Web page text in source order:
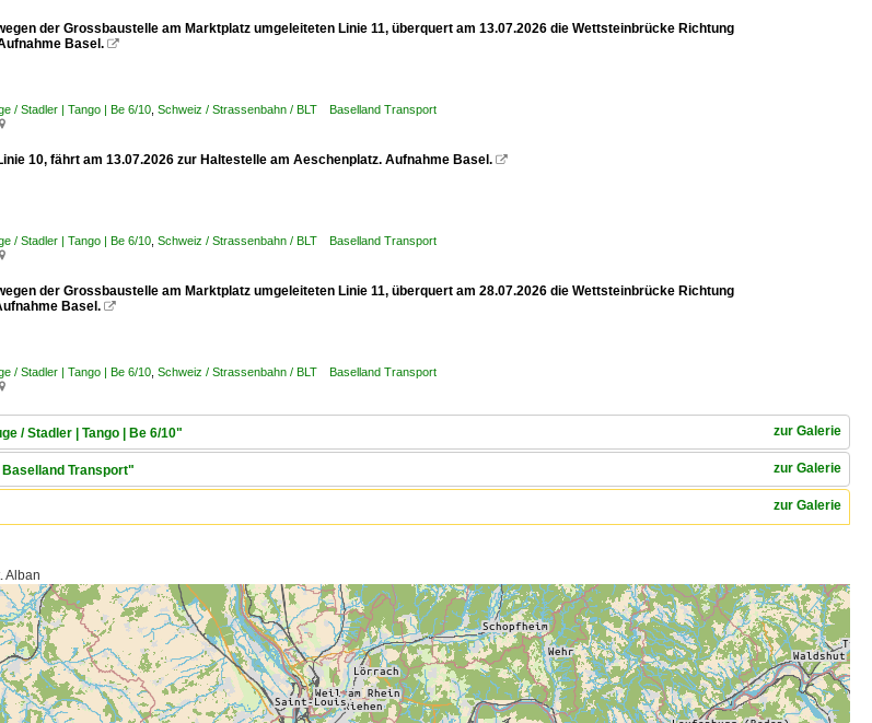
der Grossbaustelle am Marktplatz umgeleiteten Linie 11, überquert am 13.07.2026 die Wettsteinbrücke Richtung
Basel. 
/ Stadler | Tango | Be 6/10 Schweiz / Strassenbahn / BLT Baselland Transport

10, fährt am 13.07.2026 zur Haltestelle am Aeschenplatz. Aufnahme Basel. 
/ Stadler | Tango | Be 6/10 Schweiz / Strassenbahn / BLT Baselland Transport

der Grossbaustelle am Marktplatz umgeleiteten Linie 11, überquert am 28.07.2026 die Wettsteinbrücke Richtung
Basel. 
/ Stadler | Tango | Be 6/10 Schweiz / Strassenbahn / BLT Baselland Transport

zur Galerie
/ Stadler | Tango | Be 6/10"
zur Galerie
Transport"
zur Galerie
Alban